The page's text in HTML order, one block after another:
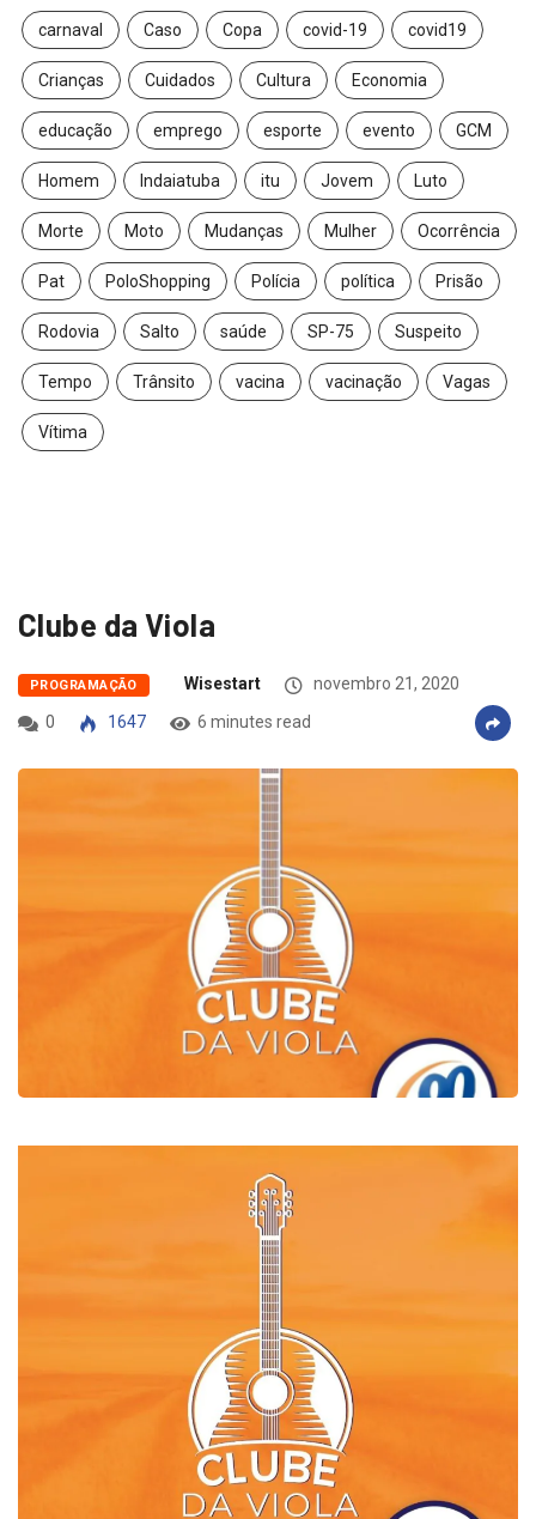
carnaval Caso Copa covid-19 covid19
Crianças Cuidados Cultura Economia
educação emprego esporte evento GCM
Homem Indaiatuba itu Jovem Luto
Morte Moto Mudanças Mulher Ocorrência
Pat PoloShopping Polícia política Prisão
Rodovia Salto saúde SP-75 Suspeito
Tempo Trânsito vacina vacinação Vagas
Vítima
Clube da Viola
PROGRAMAÇÃO Wisestart
novembro 21, 2020
0
1647 6 minutes read